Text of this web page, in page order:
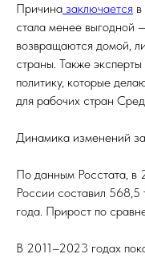
Причина заключается
стала менее выгодной
возвращаются домой,
страны. Также
политику, которые
для рабочих стран
Динамика изменений
По данным Росстата, в
России составил
года. Прирост по
В 2011–2023 годах